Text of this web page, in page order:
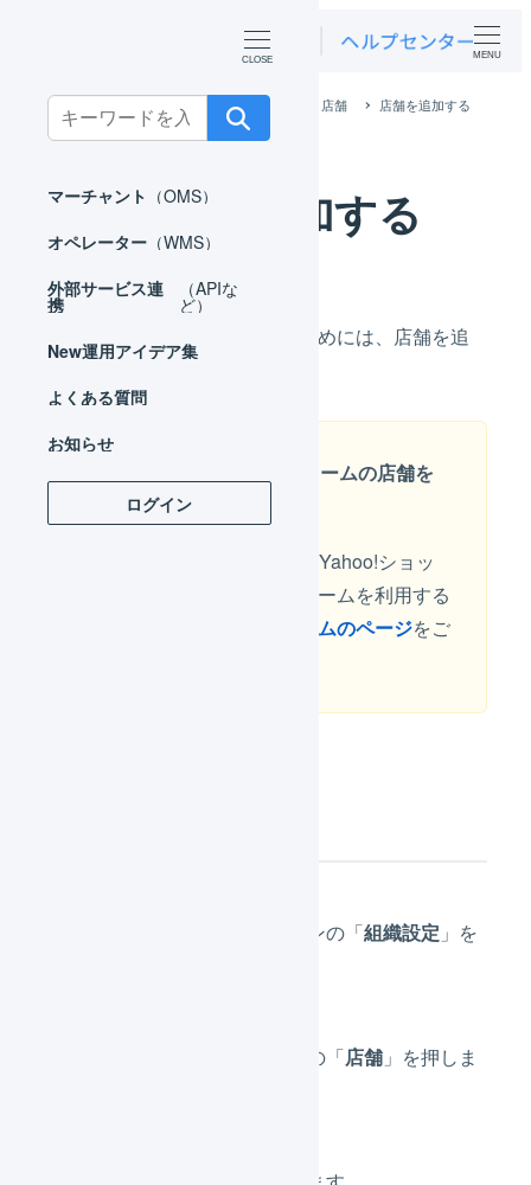
Search
for:
マーチャント （OMS）
オペレーター （WMS）
外部サービス連
携
（APIな
ど）
New運用アイデア集
よくある質問
お知らせ
ログイン
MENU
マーチャント 基本設定 店舗 店舗を追加する
店舗を追加する
LOGILESSで受注を取り込むためには、店舗を追
「汎用」プラットフォームの店舗を
追加する方法です
楽天市場、Amazon.co.jp、Yahoo!ショッ
ピングなどのプラットフォームを利用する
各プラットフォームのページをご
メインナビゲーションの「組織設定 」を
サブナビゲーションの「店舗 」を押しま